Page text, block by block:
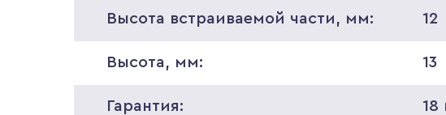
Высота встраиваемой части, мм: 12
Высота, мм: 13
Гарантия: 18